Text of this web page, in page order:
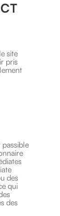
site
pris
des
qui
des